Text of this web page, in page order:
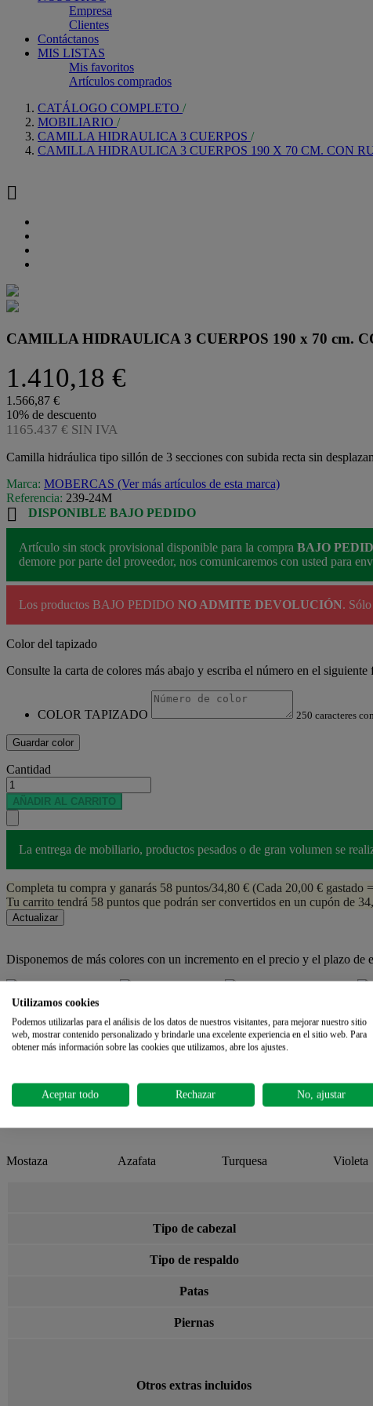
Empresa
Clientes
Contáctanos
MIS LISTAS
Mis favoritos
Artículos comprados
CATÁLOGO COMPLETO
MOBILIARIO
CAMILLA HIDRAULICA 3 CUERPOS
CAMILLA HIDRAULICA 3 CUERPOS 190 X 70 CM. CON

CAMILLA HIDRAULICA 3 CUERPOS 190 x 70 cm.
1.410,18 €
1.566,87 €
10% de descuento
1165.437 € SIN IVA
Camilla hidráulica tipo sillón de 3 secciones con subida recta sin
Marca: MOBERCAS (Ver más artículos de esta marca)
Referencia: 239-24M
 DISPONIBLE BAJO PEDIDO
Artículo sin stock provisional disponible para la compra BAJO
demore por parte del proveedor, nos comunicaremos con usted para
Los productos BAJO PEDIDO NO ADMITE DEVOLUCIÓN.
Color del tapizado
Consulte la carta de colores más abajo y escriba el número en el siguiente
COLOR TAPIZADO 250 caracteres
Guardar color
Cantidad
AÑADIR AL CARRITO
La entrega de mobiliario, productos pesados o de gran volumen se
Completa tu compra y ganarás 58 puntos/34,80 € (Cada 20,00 € gastado
Tu carrito tendrá 58 puntos que podrán ser convertidos en un cupón de
Disponemos de más colores con un incremento en el precio y el plazo de
0001 5069 9607
Mostaza Azafata Turquesa Violeta
Tipo de cabezal
Tipo de respaldo
Patas
Piernas
Otros extras incluidos
Utilizamos cookies
Podemos utilizarlas para el análisis de los datos de nuestros visitantes, para mejorar nuestro sitio
web, mostrar contenido personalizado y brindarle una excelente experiencia en el sitio web. Para
obtener más información sobre las cookies que utilizamos, abre los ajustes.
Aceptar todo Rechazar No, ajustar